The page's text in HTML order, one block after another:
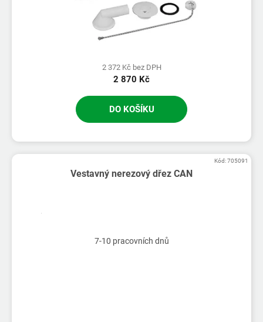
2 372 Kč bez DPH
2 870 Kč
DO KOŠÍKU
Vestavný nerezový dřez CAN
7-10 pracovních dnů
Kód:705091